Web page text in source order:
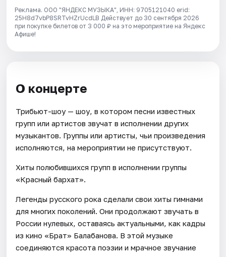
Реклама. ООО "ЯНДЕКС МУЗЫКА", ИНН: 9705121040 erid:
25H8d7vbP8SRTvHZrUcdLB Действует до 30 сентября 2026
при покупке билетов от 3 000 ₽ на это мероприятие на Яндекс
Афише!
О концерте
Трибьют-шоу — шоу, в котором песни известных
групп или артистов звучат в исполнении других
музыкантов. Группы или артисты, чьи произведения
исполняются, на мероприятии не присутствуют.
Хиты полюбившихся групп в исполнении группы
«Красный бархат».
Легенды русского рока сделали свои хиты гимнами
для многих поколений. Они продолжают звучать в
России нулевых, оставаясь актуальными, как кадры
из кино «Брат» Балабанова. В этой музыке
соединяются красота поэзии и мрачное звучание